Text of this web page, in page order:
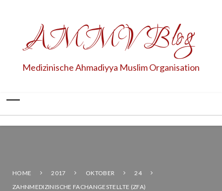
AMMV Blog
Medizinische Ahmadiyya Muslim Organisation
HOME 2017 OKTOBER
24
ZAHNMEDIZINISCHE FACHANGESTELLTE (ZFA)